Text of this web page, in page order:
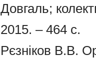
Довгаль;
2015. – 464 с.
Рєзніков В.В.